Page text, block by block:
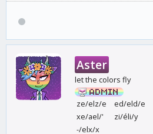
Aster
let the colors fly
ze/elz/e
ed/eld/e
xe/ael/'
zi/éli/y
-/elx/x